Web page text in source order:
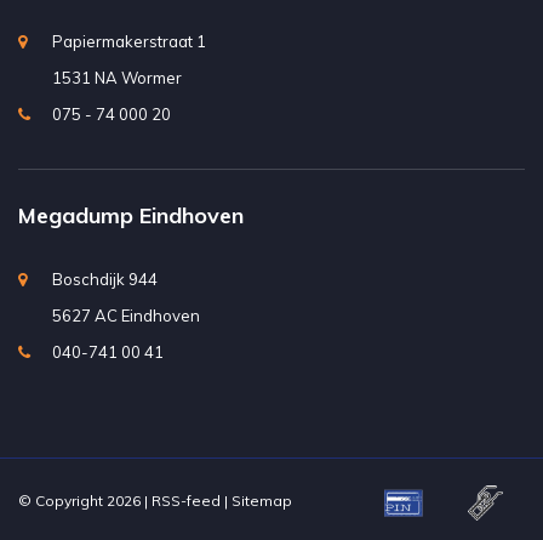
Papiermakerstraat 1
1531 NA Wormer
075 - 74 000 20
Megadump Eindhoven
Boschdijk 944
5627 AC Eindhoven
040-741 00 41
© Copyright 2026 | RSS-feed | Sitemap